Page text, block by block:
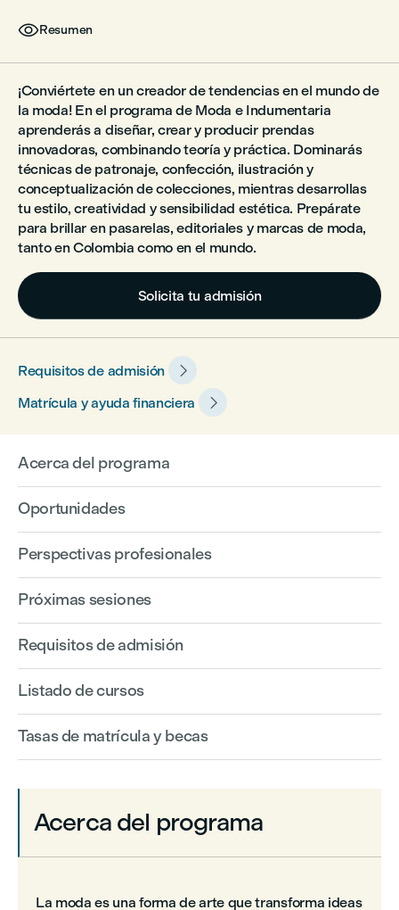
Resumen
¡Conviértete en un creador de tendencias en el mundo de
la moda! En el programa de Moda e Indumentaria
aprenderás a diseñar, crear y producir prendas
innovadoras, combinando teoría y práctica. Dominarás
técnicas de patronaje, confección, ilustración y
conceptualización de colecciones, mientras desarrollas
tu estilo, creatividad y sensibilidad estética. Prepárate
para brillar en pasarelas, editoriales y marcas de moda,
tanto en Colombia como en el mundo.
Solicita tu admisión
Requisitos de admisión 
Matrícula y ayuda financiera 
Acerca del programa
Oportunidades
Perspectivas profesionales
Próximas sesiones
Requisitos de admisión
Listado de cursos
Tasas de matrícula y becas
Acerca del programa
La moda es una forma de arte que transforma ideas